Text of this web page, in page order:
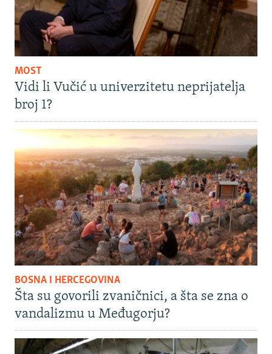
MOST
Vidi li Vučić u univerzitetu neprijatelja
broj 1?
BOSNA I HERCEGOVINA
Šta su govorili zvaničnici, a šta se zna o
vandalizmu u Međugorju?